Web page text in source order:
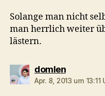
Solange man nicht
man herrlich weiter
lästern.
domlensagt:
Apr. 8, 2013 um 13:11